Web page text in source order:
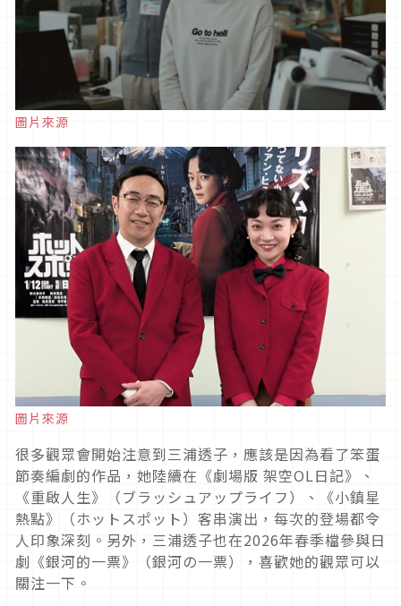
圖片來源
圖片來源
很多觀眾會開始注意到三浦透子，應該是因為看了笨蛋
節奏編劇的作品，她陸續在《劇場版 架空OL日記》、
《重啟人生》（ブラッシュアップライフ）、《小鎮星
熱點》（ホットスポット）客串演出，每次的登場都令
人印象深刻。另外，三浦透子也在2026年春季檔參與日
劇《銀河的一票》（銀河の一票），喜歡她的觀眾可以
關注一下。